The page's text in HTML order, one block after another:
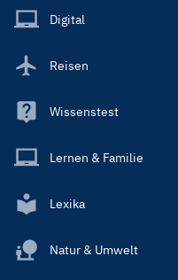
Main
Digital
Reisen
Wissenstest
Lernen & Familie
Lexika
Natur & Umwelt